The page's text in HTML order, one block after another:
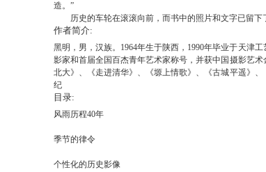
造。”
历史的车轮在滚滚向前，而书中的照片和文字已留下
作者简介:
黑明，男，汉族。1964年生于陕西，1990年毕业于天津
影家和首届全国百杰青年艺术家称号，并获中国摄影艺
北大》、《走进清华》、《塬上情歌》、《古城平遥》
纪
目录:
风雨历程40年
季节的律令
个性化的历史影像